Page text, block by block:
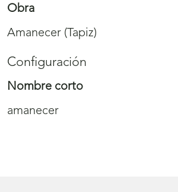
Obra
Amanecer (Tapiz)
Configuración
Nombre corto
amanecer